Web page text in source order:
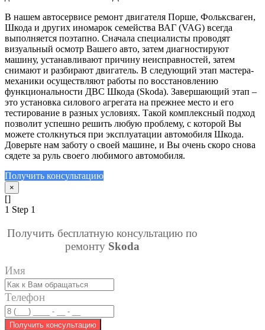
В нашем автосервисе ремонт двигателя Порше, Фольксваген,
Шкода и других иномарок семейства ВАГ (VAG) всегда
выполняется поэтапно. Сначала специалисты проводят
визуальный осмотр Вашего авто, затем диагностируют
машину, устанавливают причину неисправностей, затем
снимают и разбирают двигатель. В следующий этап мастера-
механики осуществляют работы по восстановлению
функциональности ДВС Шкода (Skoda). Завершающий этап –
это установка силового агрегата на прежнее место и его
тестирование в разных условиях. Такой комплексный подход
позволит успешно решить любую проблему, с которой Вы
можете столкнуться при эксплуатации автомобиля Шкода.
Доверьте нам заботу о своей машине, и Вы очень скоро снова
сядете за руль своего любимого автомобиля.
Получить консультацию
×
[]
1 Step 1
Получить бесплатную консультацию по
ремонту Skoda
Имя
Телефон
Получить консультацию